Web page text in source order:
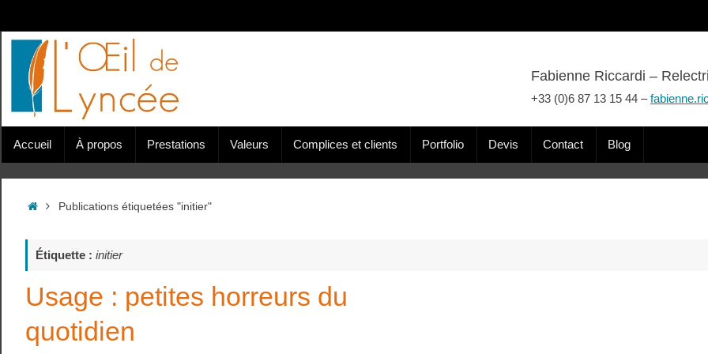
au
contenu
Fabienne Riccardi –
+33 (0)6 87 13 15 44 –
contenu
Accueil À propos Prestations Valeurs Complices et clients Portfolio Devis Contact Blog
AccueilPublications étiquetées "initier"
Étiquette : initier
Usage : petites horreurs du
quotidien